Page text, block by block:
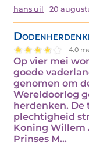
hans uil 20
4.0
Op vier mei
goede
genomen om
Wereldoorlog
herdenken. De
plechtigheid
Koning Willem
Prinses M...